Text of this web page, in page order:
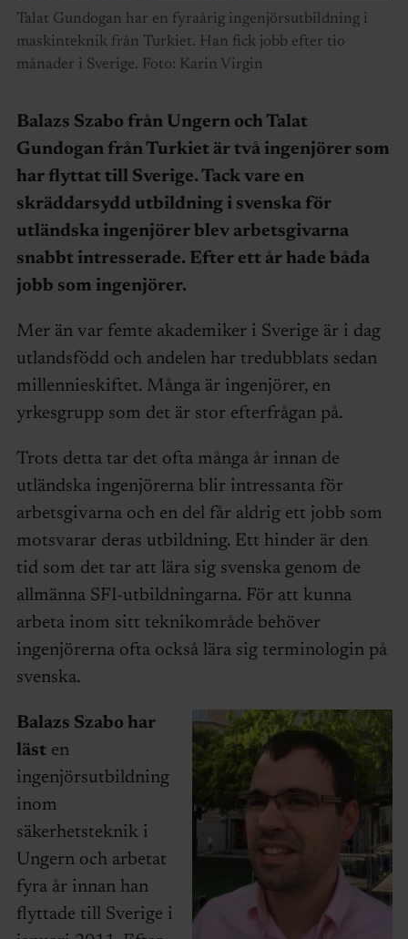
Talat Gundogan har en fyraårig ingenjörsutbildning i
maskinteknik från Turkiet. Han fick jobb efter tio
månader i Sverige. Foto: Karin Virgin
Balazs Szabo från Ungern och Talat
Gundogan från Turkiet är två ingenjörer som
har flyttat till Sverige. Tack vare en
skräddarsydd utbildning i svenska för
utländska ingenjörer blev arbetsgivarna
snabbt intresserade. Efter ett år hade båda
jobb som ingenjörer.
Mer än var femte akademiker i Sverige är i dag
utlandsfödd och andelen har tredubblats sedan
millennieskiftet. Många är ingenjörer, en
yrkesgrupp som det är stor efterfrågan på.
Trots detta tar det ofta många år innan de
utländska ingenjörerna blir intressanta för
arbetsgivarna och en del får aldrig ett jobb som
motsvarar deras utbildning. Ett hinder är den
tid som det tar att lära sig svenska genom de
allmänna SFI-utbildningarna. För att kunna
arbeta inom sitt teknikområde behöver
ingenjörerna ofta också lära sig terminologin på
svenska.
Balazs Szabo har
lästen
ingenjörsutbildning
inom
säkerhetsteknik i
Ungern och arbetat
fyra år innan han
flyttade till Sverige i